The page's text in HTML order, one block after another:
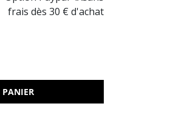
frais dès 30 € d'achat
PANIER